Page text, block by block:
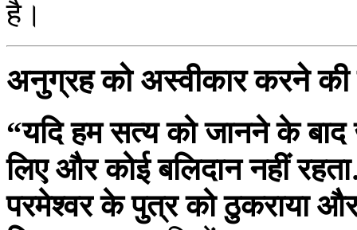
है।
अनुग्रह को अस्वीकार करने की
“यदि हम सत्य को जानने के
लिए और कोई बलिदान नहीं
परमेश्वर के पुत्र को ठुकराया